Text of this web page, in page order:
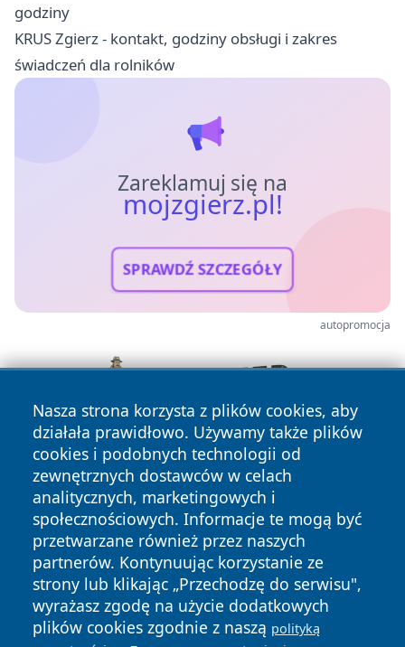
godziny
KRUS Zgierz - kontakt, godziny obsługi i zakres
świadczeń dla rolników
Zareklamuj się na
mojzgierz.pl!
SPRAWDŹ SZCZEGÓŁY
autopromocja
Nasza strona korzysta z plików cookies, aby
działała prawidłowo. Używamy także plików
cookies i podobnych technologii od
zewnętrznych dostawców w celach
analitycznych, marketingowych i
społecznościowych. Informacje te mogą być
przetwarzane również przez naszych
partnerów. Kontynuując korzystanie ze
strony lub klikając „Przechodzę do serwisu",
wyrażasz zgodę na użycie dodatkowych
plików cookies zgodnie z naszą polityką
Copyright © 2026 mojzgierz.pl Wszystkie prawa zastrzeżone.
Polityka Polityka